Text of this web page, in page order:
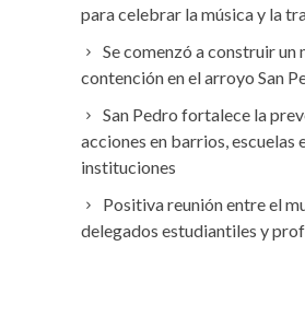
para celebrar la música y la
Se comenzó a construir un
contención en el arroyo San
San Pedro fortalece la
acciones en barrios, escuelas
instituciones
Positiva reunión entre el
delegados estudiantiles y